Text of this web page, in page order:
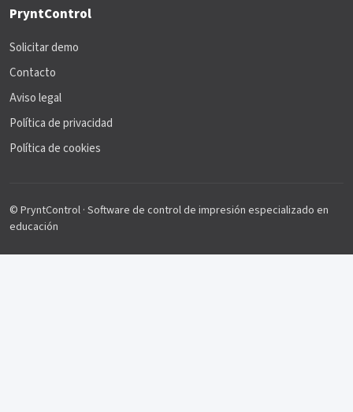
PryntControl
Solicitar demo
Contacto
Aviso legal
Política de privacidad
Política de cookies
© PryntControl · Software de control de impresión especializado en
educación